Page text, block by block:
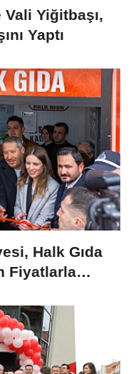
Yiğitbaşı,
Yaptı
Halk Gıda
Fiyatlarla